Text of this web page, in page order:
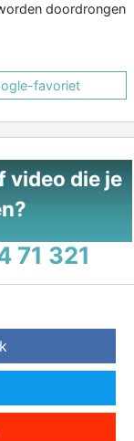
doordrongen
favoriet
video die je
71 321